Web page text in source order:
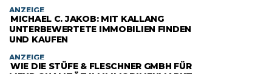
ANZEIGE
MICHAEL C. JAKOB: MIT KALLANG
UNTERBEWERTETE IMMOBILIEN FINDEN
UND KAUFEN
ANZEIGE
WIE DIE STÜFE & FLESCHNER GMBH FÜR